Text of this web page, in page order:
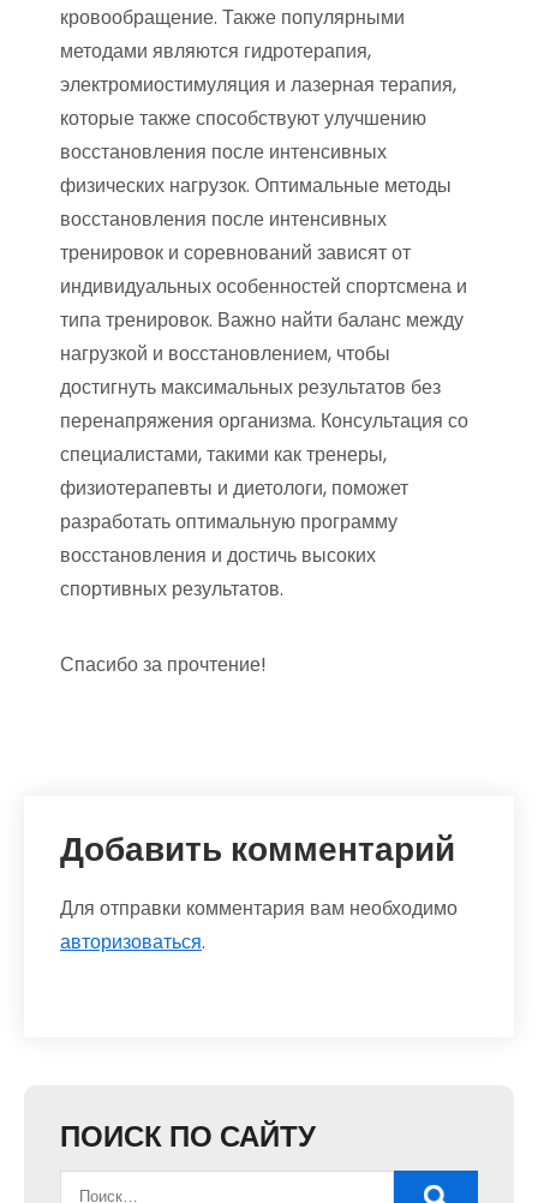
кровообращение. Также популярными
методами являются гидротерапия,
электромиостимуляция и лазерная терапия,
которые также способствуют улучшению
восстановления после интенсивных
физических нагрузок. Оптимальные методы
восстановления после интенсивных
тренировок и соревнований зависят от
индивидуальных особенностей спортсмена и
типа тренировок. Важно найти баланс между
нагрузкой и восстановлением, чтобы
достигнуть максимальных результатов без
перенапряжения организма. Консультация со
специалистами, такими как тренеры,
физиотерапевты и диетологи, поможет
разработать оптимальную программу
восстановления и достичь высоких
спортивных результатов.
Спасибо за прочтение!
Добавить комментарий
Для отправки комментария вам необходимо
авторизоваться.
ПОИСК ПО САЙТУ